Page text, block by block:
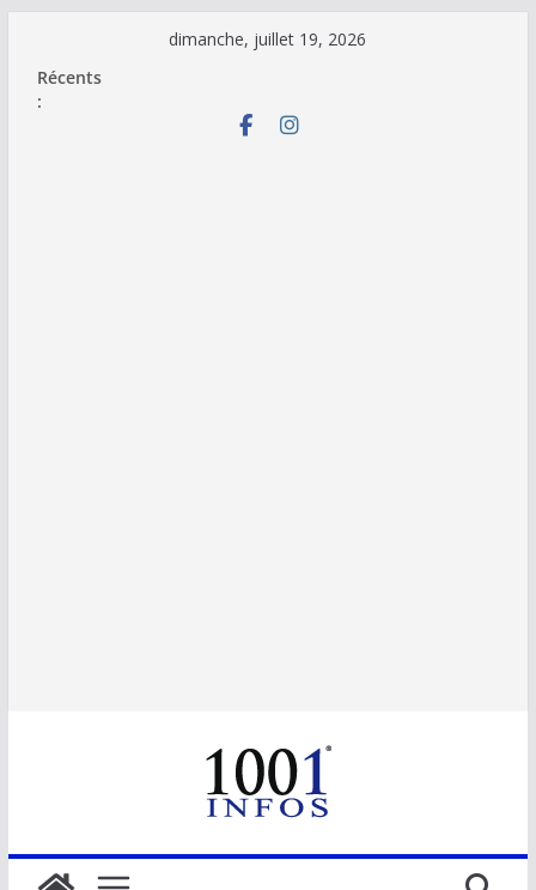
contenu
dimanche, juillet 19, 2026
Récents
: